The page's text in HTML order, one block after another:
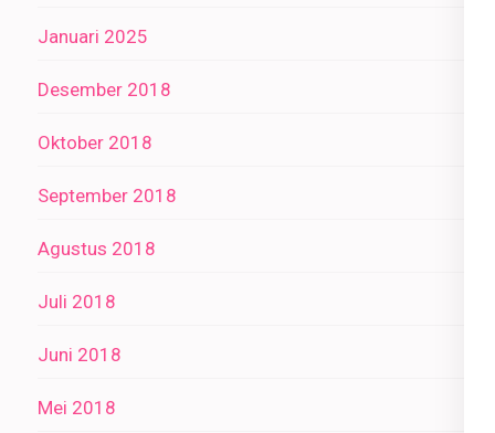
Januari 2025
Desember 2018
Oktober 2018
September 2018
Agustus 2018
Juli 2018
Juni 2018
Mei 2018